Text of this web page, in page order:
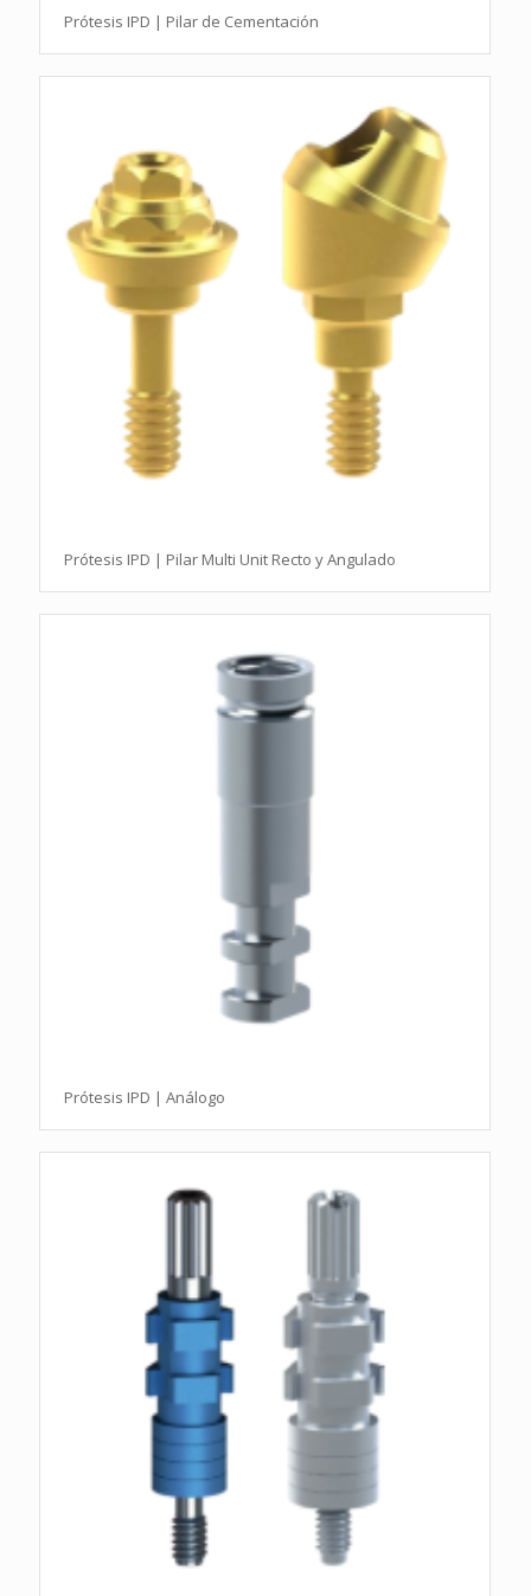
Prótesis IPD | Pilar de Cementación
Prótesis IPD | Pilar Multi Unit Recto y Angulado
Prótesis IPD | Análogo